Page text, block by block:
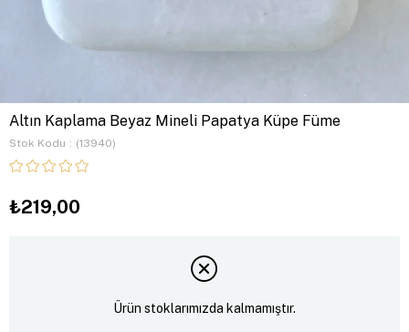
Altın Kaplama Beyaz Mineli Papatya Küpe Füme
Stok Kodu (13940)
₺219,00
Ürün stoklarımızda kalmamıştır.